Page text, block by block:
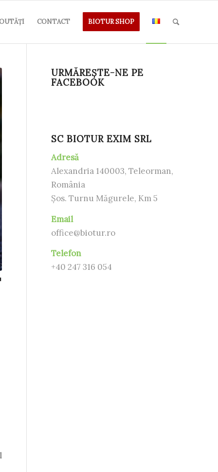
CONTACT BIOTUR SHOP
URMĂREȘTE-NE PE
FACEBOOK
SC BIOTUR EXIM SRL
Adresă
Alexandria 140003, Teleorman,
România
Șos. Turnu Măgurele, Km 5
Email
office@biotur.ro
Telefon
+40 247 316 054